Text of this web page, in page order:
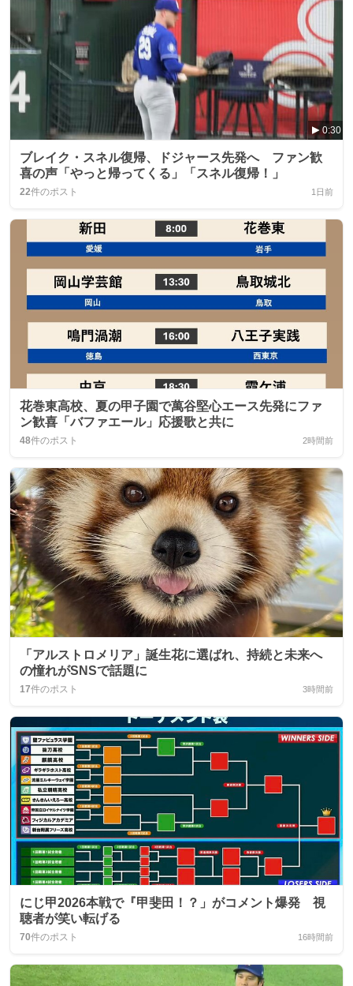
0:30
ブレイク・スネル復帰、ドジャース先発へ ファン歓
喜の声「やっと帰ってくる」「スネル復帰！」
22件のポスト 1日前
花巻東高校、夏の甲子園で萬谷堅心エース先発にファ
ン歓喜「バファエール」応援歌と共に
48件のポスト 2時間前
「アルストロメリア」誕生花に選ばれ、持続と未来へ
の憧れがSNSで話題に
17件のポスト 3時間前
にじ甲2026本戦で『甲斐田！？」がコメント爆発 視
聴者が笑い転げる
70件のポスト 16時間前